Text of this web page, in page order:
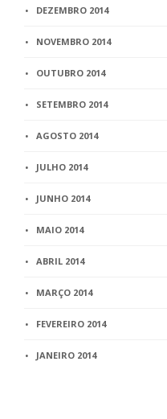
DEZEMBRO 2014
NOVEMBRO 2014
OUTUBRO 2014
SETEMBRO 2014
AGOSTO 2014
JULHO 2014
JUNHO 2014
MAIO 2014
ABRIL 2014
MARÇO 2014
FEVEREIRO 2014
JANEIRO 2014